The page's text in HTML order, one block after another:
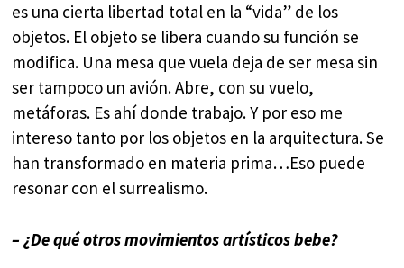
es una cierta libertad total en la “vida” de los
objetos. El objeto se libera cuando su función se
modifica. Una mesa que vuela deja de ser mesa sin
ser tampoco un avión. Abre, con su vuelo,
metáforas. Es ahí donde trabajo. Y por eso me
intereso tanto por los objetos en la arquitectura. Se
han transformado en materia prima…Eso puede
resonar con el surrealismo.
– ¿De qué otros movimientos artísticos bebe?